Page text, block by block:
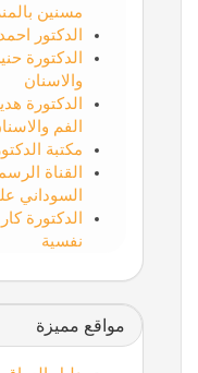
مسنين
الدكتور
الدكتورة
والاسنان
الدكتورة
الفم
مكتبة
القناة
السوداني
الدكتورة
نفسية
مواقع مميزة